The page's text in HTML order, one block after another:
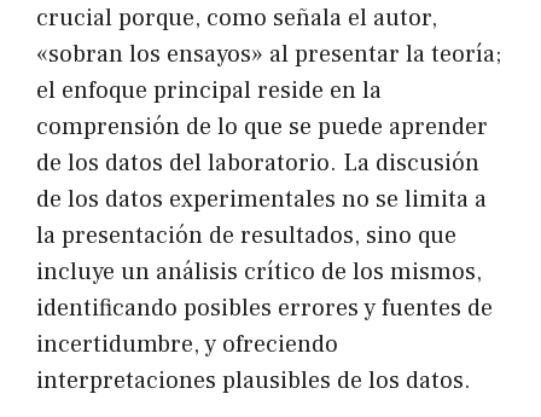
crucial porque, como señala el autor,
«sobran los ensayos» al presentar la teoría;
el enfoque principal reside en la
comprensión de lo que se puede aprender
de los datos del laboratorio. La discusión
de los datos experimentales no se limita a
la presentación de resultados, sino que
incluye un análisis crítico de los mismos,
identificando posibles errores y fuentes de
incertidumbre, y ofreciendo
interpretaciones plausibles de los datos.